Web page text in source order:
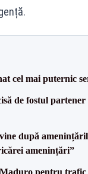
cel mai puternic
de fostul
după
amenințări”
pentru trafic